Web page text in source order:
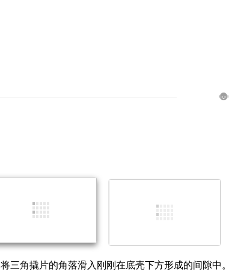
将三角撬片的角落滑入刚刚在底壳下方形成的间隙中。